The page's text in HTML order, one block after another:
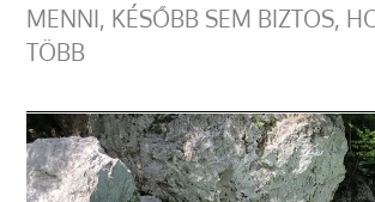
MENNI, KÉSŐBB SEM BIZTOS,
TÖBB